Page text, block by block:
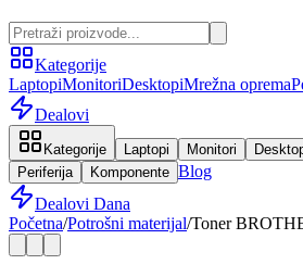
Kategorije
LaptopiMonitoriDesktopiMrežna oprema
Dealovi
Kategorije Laptopi Monitori
Periferija
Komponente Blog
Dealovi Dana
Početna/Potrošni materijal/Toner